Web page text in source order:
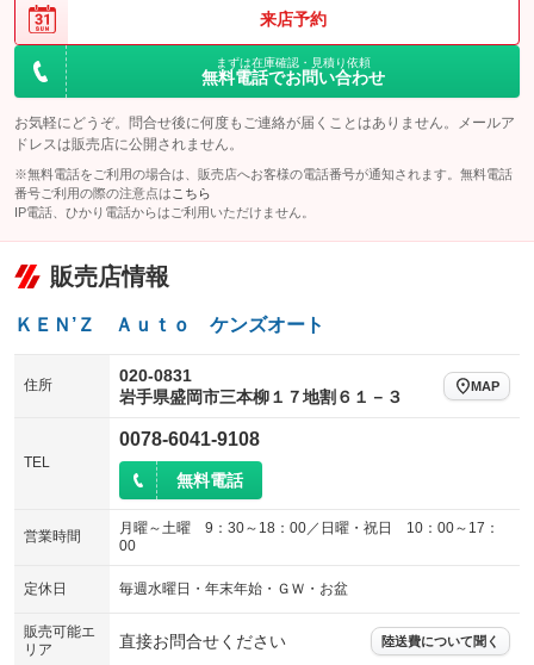
来店予約
まずは在庫確認・見積り依頼
無料電話でお問い合わせ
お気軽にどうぞ。問合せ後に何度もご連絡が届くことはありません。メールア
ドレスは販売店に公開されません。
※無料電話をご利用の場合は、販売店へお客様の電話番号が通知されます。無料電話
番号ご利用の際の注意点は こちら
IP電話、ひかり電話からはご利用いただけません。
販売店情報
ＫＥＮ’Ｚ Ａｕｔｏ ケンズオート
住所
020-0831
岩手県盛岡市三本柳１７地割６１－３
MAP
TEL
0078-6041-9108
無料電話
営業時間
月曜～土曜 9：30～18：00／日曜・祝日 10：00～17：
00
定休日 毎週水曜日・年末年始・ＧＷ・お盆
販売可能エ
リア
直接お問合せください 陸送費について聞く